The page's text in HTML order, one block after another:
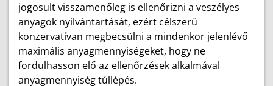
jogosult visszamenőleg is ellenőrizni a veszélyes
anyagok nyilvántartását, ezért célszerű
konzervatívan megbecsülni a mindenkor jelenlévő
maximális anyagmennyiségeket, hogy ne
fordulhasson elő az ellenőrzések alkalmával
anyagmennyiség túllépés.